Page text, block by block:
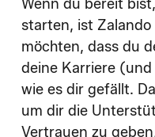
Wenn du bereit
starten, ist
möchten, dass du
deine Karriere
wie es dir gefällt.
um dir die
Vertrauen zu